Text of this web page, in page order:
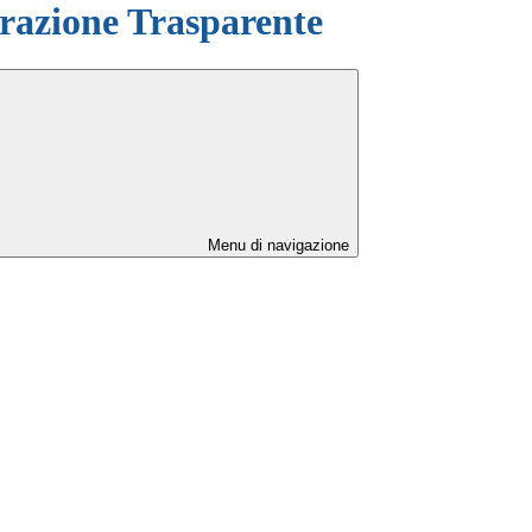
Trasparente
Menu di navigazione